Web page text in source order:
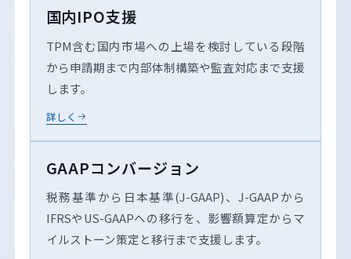
国内IPO支援
TPM含む国内市場への上場を検討している段階
から申請期まで内部体制構築や監査対応まで支援
します。
詳しく
GAAPコンバージョン
税務基準から日本基準(J-GAAP)、J-GAAPから
IFRSやUS-GAAPへの移行を、影響額算定からマ
イルストーン策定と移行まで支援します。